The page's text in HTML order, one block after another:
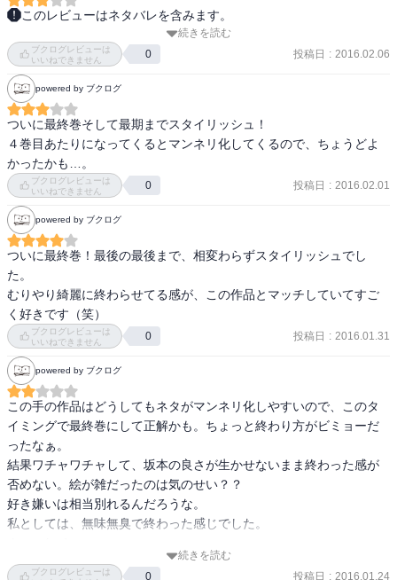
このレビューはネタバレを含みます。
・卒業式「坂本ですが？」
合コンの話が秀逸ではないかと思う。
カラオケにオペラって入ってるのだろうか？？
とりあえず、深瀬さんは倒した・・・という感じでいいのかな？終
わり方は伏線を回収して、きれい。
続きを読む
ブクログレビューは
いいねできません
0 投稿日 : 2016.02.06
powered by ブクログ
ついに最終巻そして最期までスタイリッシュ！
４巻目あたりになってくるとマンネリ化してくるので、ちょうどよ
かったかも…。
ブクログレビューは
いいねできません
0 投稿日 : 2016.02.01
powered by ブクログ
ついに最終巻！最後の最後まで、相変わらずスタイリッシュでし
た。
むりやり綺麗に終わらせてる感が、この作品とマッチしていてすご
く好きです（笑）
ブクログレビューは
いいねできません
0 投稿日 : 2016.01.31
powered by ブクログ
この手の作品はどうしてもネタがマンネリ化しやすいので、このタ
イミングで最終巻にして正解かも。ちょっと終わり方がビミョーだ
ったなぁ。
結果ワチャワチャして、坂本の良さが生かせないまま終わった感が
否めない。絵が雑だったのは気のせい？？
好き嫌いは相当別れるんだろうな。
私としては、無味無臭で終わった感じでした。
続きを読む
ブクログレビューは
0 投稿日 : 2016.01.24